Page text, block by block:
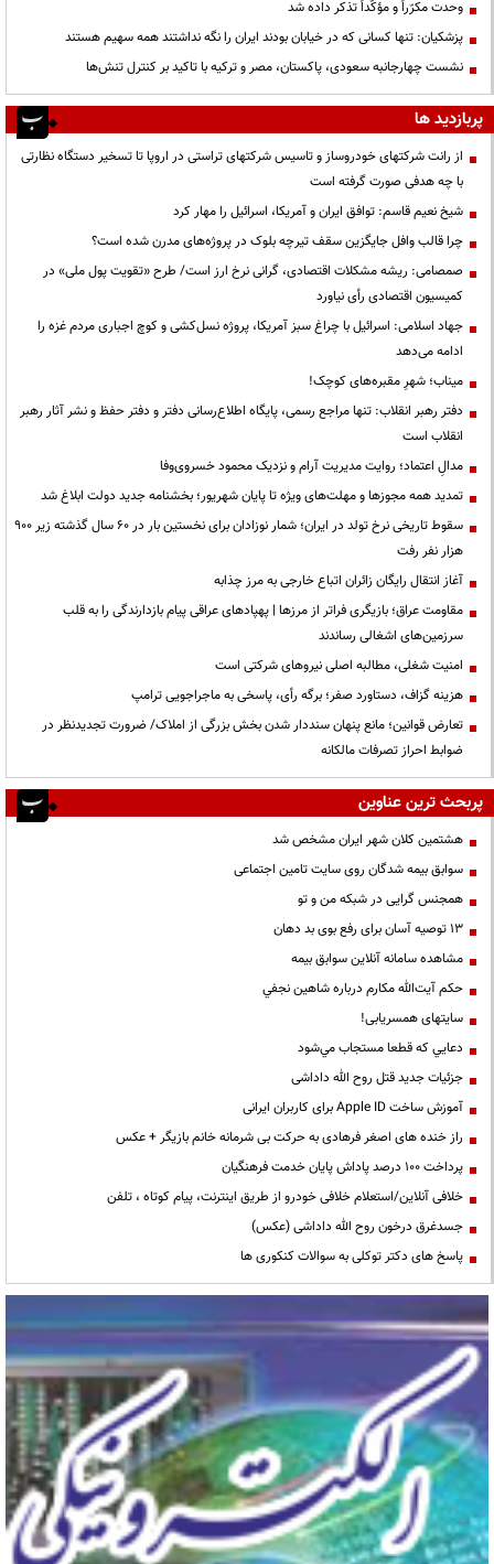
وحدت مکرّراً و مؤکّداً تذکر داده شد
پزشکیان: تنها کسانی که در خیابان بودند ایران را نگه نداشتند همه سهیم هستند
نشست چهارجانبه سعودی، پاکستان، مصر و ترکیه با تاکید بر کنترل تنش‌ها
پربازدید ها
از رانت‌ شرکتهای خودروساز و تاسیس شرکتهای تراستی در اروپا تا تسخیر دستگاه نظارتی
با چه هدفی صورت گرفته است
شیخ نعیم قاسم: توافق ایران و آمریکا، اسرائیل را مهار کرد
چرا قالب وافل جایگزین سقف تیرچه بلوک در پروژه‌های مدرن شده است؟
صمصامی: ریشه مشکلات اقتصادی، گرانی نرخ ارز است/ طرح «تقویت پول ملی» در
کمیسیون اقتصادی رأی نیاورد
جهاد اسلامی: اسرائیل با چراغ سبز آمریکا، پروژه نسل‌کشی و کوچ اجباری مردم غزه را
ادامه می‌دهد
میناب؛ شهرِ مقبره‌های کوچک!
دفتر رهبر انقلاب: تنها مراجع رسمی، پایگاه اطلاع‌رسانی دفتر و دفتر حفظ و نشر آثار رهبر
انقلاب است
مدالِ اعتماد؛ روایت مدیریت آرام و نزدیک محمود خسروی‌وفا
تمدید همه مجوزها و مهلت‌های ویژه تا پایان شهریور؛ بخشنامه جدید دولت ابلاغ شد
سقوط تاریخی نرخ تولد در ایران؛ شمار نوزادان برای نخستین بار در ۶۰ سال گذشته زیر ۹۰۰
هزار نفر رفت
آغاز انتقال رایگان زائران اتباع خارجی به مرز چذابه
مقاومت عراق؛ بازیگری فراتر از مرزها | پهپادهای عراقی پیام بازدارندگی را به قلب
سرزمین‌های اشغالی رساندند
‌امنیت شغلی، مطالبه اصلی نیروهای شرکتی است
هزینه گزاف، دستاورد صفر؛ برگه رأی، پاسخی به ماجراجویی ترامپ
تعارض قوانین؛ مانع پنهان سنددار شدن بخش بزرگی از املاک/ ضرورت تجدیدنظر در
ضوابط احراز تصرفات مالکانه
پربحث ترین عناوین
هشتمین کلان شهر ایران مشخص شد
سوابق بیمه شدگان روی سایت تامین اجتماعی
همجنس گرایی در شبکه من و تو
13 توصیه آسان برای رفع بوی بد دهان
مشاهده سامانه آنلاين سوابق بیمه
حكم آيت‌الله مكارم درباره شاهين نجفي
سایتهای همسریابی!
دعايي كه قطعا مستجاب مي‌شود
جزئیات جدید قتل روح الله داداشی
آموزش ساخت Apple ID برای کاربران ایرانی
راز خنده های اصغر فرهادی به حرکت بی شرمانه خانم بازیگر + عکس
پرداخت ۱۰۰ درصد پاداش پایان خدمت فرهنگیان
خلافی آنلاین/استعلام خلافی خودرو از طریق اینترنت، پیام کوتاه ، تلفن
جسدغرق درخون روح الله داداشی (عکس)
پاسخ های دکتر توکلی به سوالات کنکوری ها